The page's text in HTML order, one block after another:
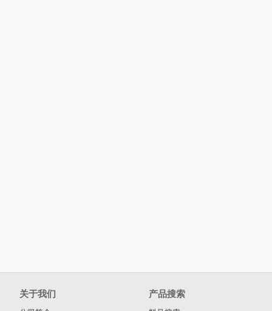
关于我们 产品搜索